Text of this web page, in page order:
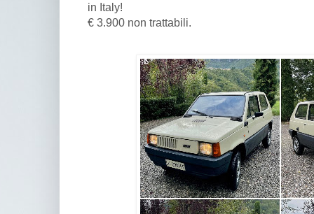
in Italy!
€ 3.900 non trattabili.